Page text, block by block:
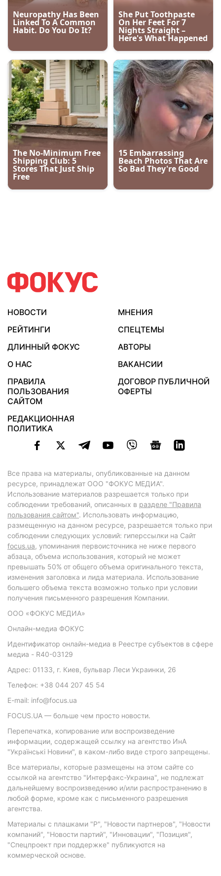
НОВОСТИ
МНЕНИЯ
РЕЙТИНГИ
СПЕЦТЕМЫ
ДЛИННЫЙ ФОКУС
АВТОРЫ
О НАС
ВАКАНСИИ
ПРАВИЛА
ПОЛЬЗОВАНИЯ
САЙТОМ
ДОГОВОР ПУБЛИЧНОЙ
ОФЕРТЫ
РЕДАКЦИОННАЯ
ПОЛИТИКА
Все права на материалы, опубликованные на данном
ресурсе, принадлежат ООО "ФОКУС МЕДИА".
Использование материалов разрешается только при
соблюдении требований, описанных в разделе "Правила
пользования сайтом". Использовать информацию,
размещенную на данном ресурсе, разрешается только при
соблюдении следующих условий: гиперссылки на Сайт
focus.ua, упоминания первоисточника не ниже первого
абзаца, объема использования, который не может
превышать 50% от общего объема оригинального текста,
изменения заголовка и лида материала. Использование
большего объема текста возможно только при условии
получения письменного разрешения Компании.
ООО «ФОКУС МЕДИА»
Онлайн-медиа ФОКУС
Идентификатор онлайн-медиа в Реестре субъектов в сфере
медиа - R40-03129
Адрес: 01133, г. Киев, бульвар Леси Украинки, 26
Телефон: +38 044 207 45 54
E-mail: info@focus.ua
FOCUS.UA — больше чем просто новости.
Перепечатка, копирование или воспроизведение
информации, содержащей ссылку на агентство ИнА
"Українські Новини", в каком-либо виде строго запрещены.
Все материалы, которые размещены на этом сайте со
ссылкой на агентство "Интерфакс-Украина", не подлежат
дальнейшему воспроизведению и/или распространению в
любой форме, кроме как с письменного разрешения
агентства.
Материалы с плашками "Р", "Новости партнеров", "Новости
компаний", "Новости партий", "Инновации", "Позиция",
"Спецпроект при поддержке" публикуются на
коммерческой основе.